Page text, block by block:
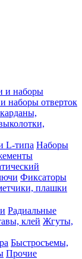
и наборы
наборы отверток
L-типа Наборы
Фиксаторы
плашки
Радиальные
клей Жгуты,
Быстросъемы,
Прочие